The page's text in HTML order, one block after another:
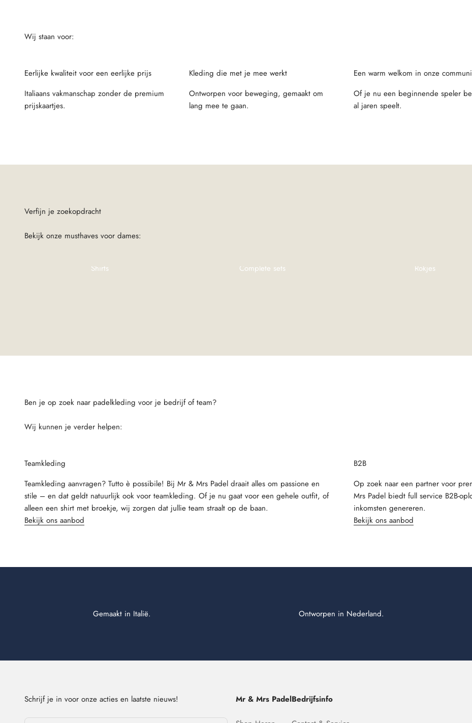
Eerlijke kwaliteit voor een eerlijke prijs
Italiaans vakmanschap zonder de premium
prijskaartjes.
Kleding die met je mee werkt
Ontworpen voor beweging, gemaakt om
lang mee te gaan.
Een warm welkom in onze
Of je nu een beginnende speler
al jaren speelt.
Bekijk onze musthaves voor dames:
Shirts Complete sets Rokjes
Ben je op zoek naar padelkleding voor je bedrijf of team?
Wij kunnen je verder helpen:
Teamkleding
Teamkleding aanvragen? Tutto è possibile! Bij Mr & Mrs Padel draait alles om passione en
stile – en dat geldt natuurlijk ook voor teamkleding. Of je nu gaat voor een gehele outfit, of
alleen een shirt met broekje, wij zorgen dat jullie team straalt op de baan.
Bekijk ons aanbod
B2B
Op zoek naar een partner voor
Mrs Padel biedt full service B2B-
inkomsten genereren.
Bekijk ons aanbod
Gemaakt in Italië. Ontworpen in Nederland.
Schrijf je in voor onze acties en laatste nieuws! Mr & Mrs PadelBedrijfsinfo